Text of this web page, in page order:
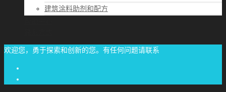
建筑涂料助剂和配方
欢迎您，勇于探索和创新的您。有任何问题请联系